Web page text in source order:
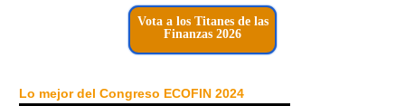
Vota a los Titanes de las
Finanzas 2026
Lo mejor del Congreso ECOFIN 2024